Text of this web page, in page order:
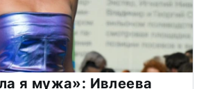
я мужа»: Ивлеева